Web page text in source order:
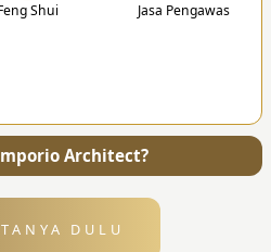
kami akan mengirimkan
kerja ke alamat Anda.
Shui Jasa Pengawas
Architect?
DULU